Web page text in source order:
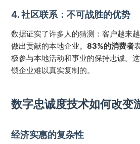
4. 社区联系：不可战胜的优势
数据证实了许多人的猜测：客户越来
做出贡献的本地企业。83%的消费者
极参与本地活动和事业的保持忠诚。
锁企业难以真实复制的。
数字忠诚度技术如何改变
经济实惠的复杂性